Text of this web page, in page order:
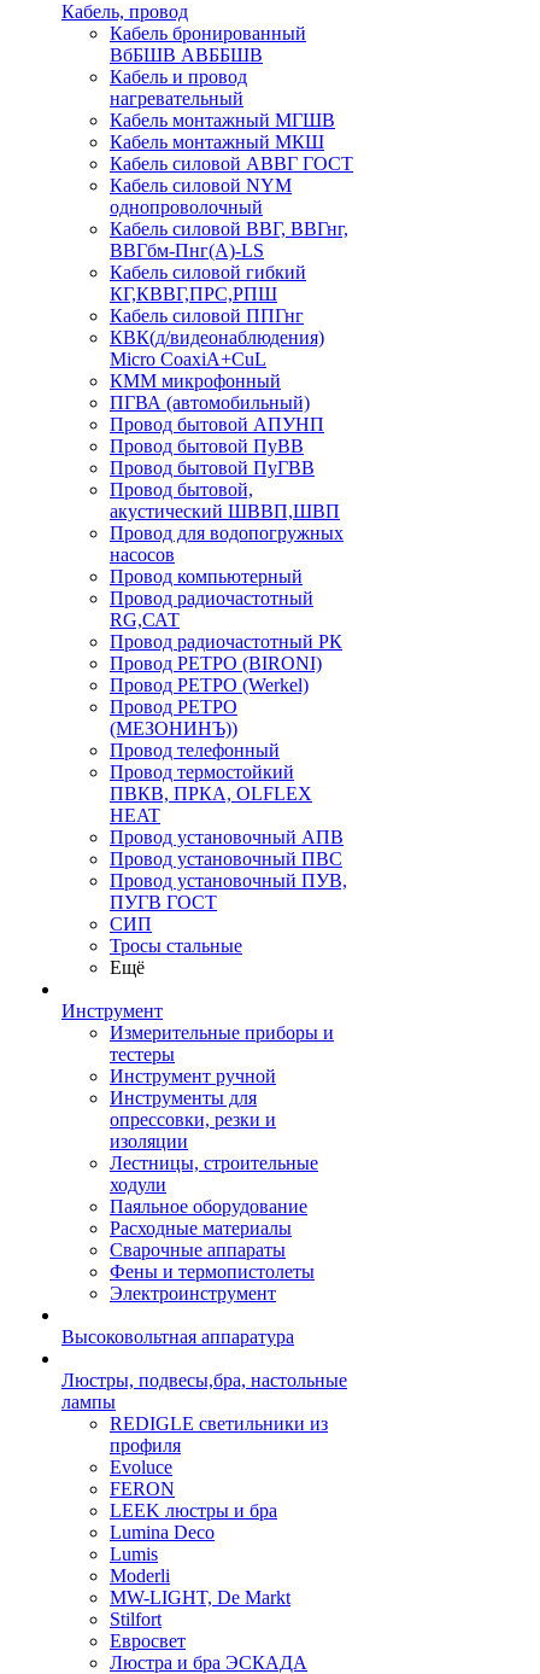
Кабель, провод
Кабель бронированный
ВбБШВ АВББШВ
Кабель и провод
нагревательный
Кабель монтажный МГШВ
Кабель монтажный МКШ
Кабель силовой АВВГ ГОСТ
Кабель силовой NYM
однопроволочный
Кабель силовой ВВГ, ВВГнг,
ВВГбм-Пнг(А)-LS
Кабель силовой гибкий
КГ,КВВГ,ПРС,РПШ
Кабель силовой ППГнг
КВК(д/видеонаблюдения)
Micro CoaxiA+CuL
КММ микрофонный
ПГВА (автомобильный)
Провод бытовой АПУНП
Провод бытовой ПуВВ
Провод бытовой ПуГВВ
Провод бытовой,
акустический ШВВП,ШВП
Провод для водопогружных
насосов
Провод компьютерный
Провод радиочастотный
RG,САТ
Провод радиочастотный РК
Провод РЕТРО (BIRONI)
Провод РЕТРО (Werkel)
Провод РЕТРО
(МЕЗОНИНЪ))
Провод телефонный
Провод термостойкий
ПВКВ, ПРКА, OLFLEX
HEAT
Провод установочный АПВ
Провод установочный ПВС
Провод установочный ПУВ,
ПУГВ ГОСТ
СИП
Тросы стальные
Ещё
Инструмент
Измерительные приборы и
тестеры
Инструмент ручной
Инструменты для
опрессовки, резки и
изоляции
Лестницы, строительные
ходули
Паяльное оборудование
Расходные материалы
Сварочные аппараты
Фены и термопистолеты
Электроинструмент
Высоковольтная аппаратура
Люстры, подвесы,бра, настольные
лампы
REDIGLE светильники из
профиля
Evoluce
FERON
LEEK люстры и бра
Lumina Deco
Lumis
Moderli
MW-LIGHT, De Markt
Stilfort
Евросвет
Люстра и бра ЭСКАДА